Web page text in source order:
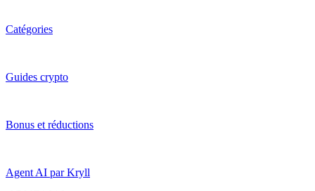
Catégories
Guides crypto
Bonus et réductions
Agent AI par Kryll